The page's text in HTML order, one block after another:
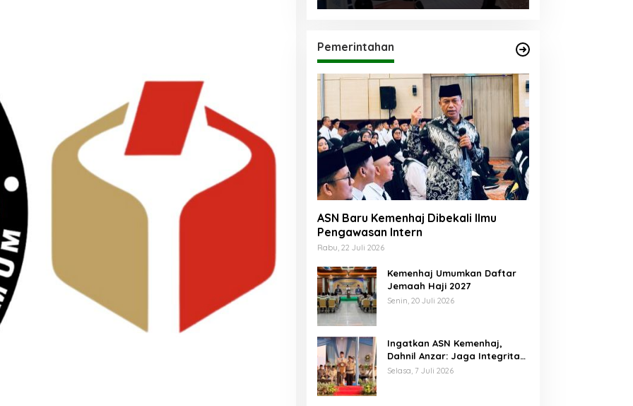
Pemerintahan
ASN Baru Kemenhaj Dibekali Ilmu
Pengawasan Intern
Rabu, 22 Juli 2026
Kemenhaj Umumkan Daftar
Jemaah Haji 2027
Senin, 20 Juli 2026
Ingatkan ASN Kemenhaj,
Dahnil Anzar: Jaga Integritas,
Hentikan Praktik Menjadikan
Selasa, 7 Juli 2026